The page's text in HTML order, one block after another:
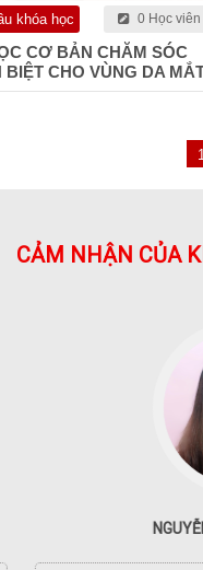
khóa học 0 Học viên
CƠ BẢN CHĂM SÓC
BIỆT CHO VÙNG DA
1
CẢM NHẬN CỦA